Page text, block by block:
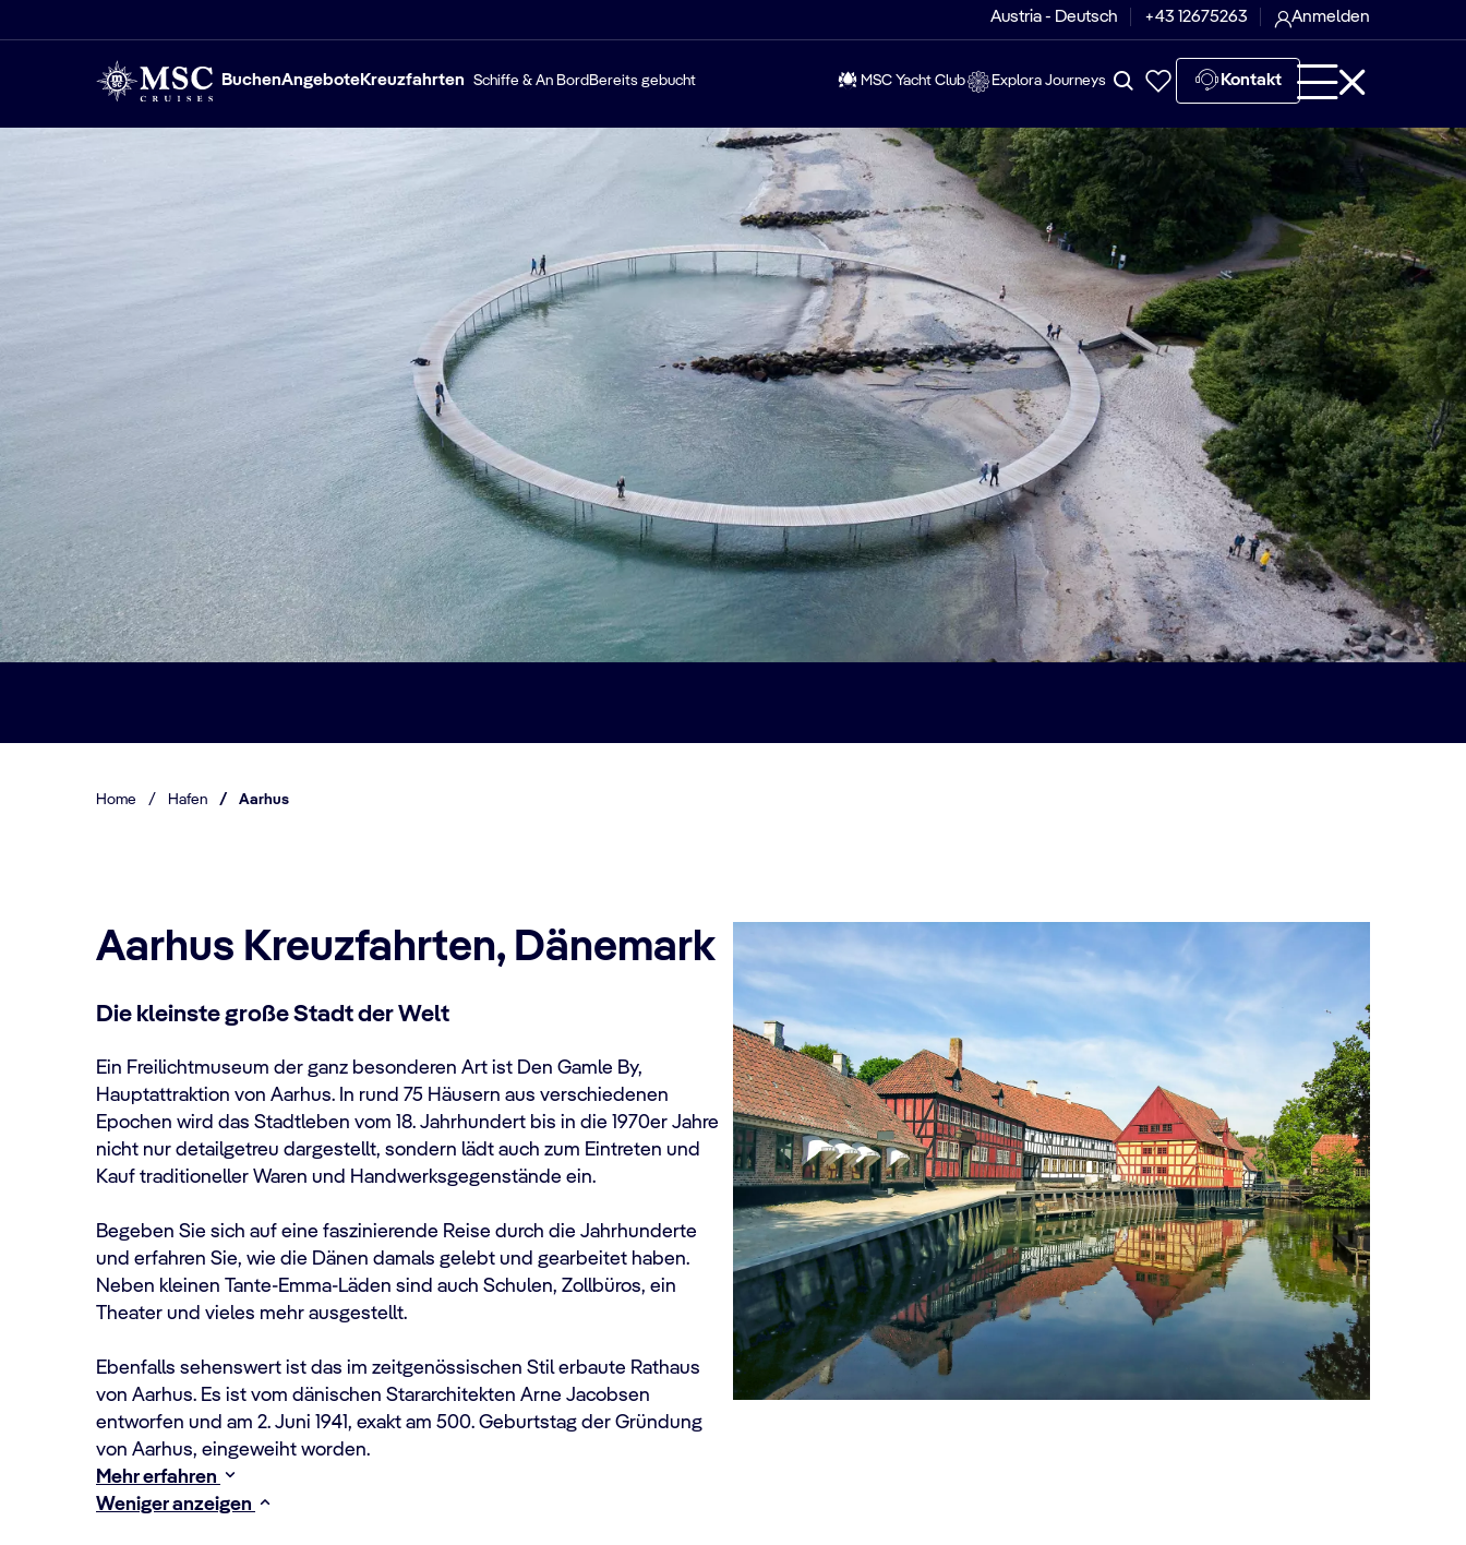
Austria - Deutsch +43 12675263 Anmelden
BuchenAngeboteKreuzfahrten Schiffe & An Bord Bereits gebucht MSC Yacht Club Explora Journeys Kontakt
Home / Hafen / Aarhus
Aarhus Kreuzfahrten, Dänemark
Die kleinste große Stadt der Welt
Ein Freilichtmuseum der ganz besonderen Art ist Den Gamle By,
Hauptattraktion von Aarhus. In rund 75 Häusern aus verschiedenen
Epochen wird das Stadtleben vom 18. Jahrhundert bis in die 1970er Jahre
nicht nur detailgetreu dargestellt, sondern lädt auch zum Eintreten und
Kauf traditioneller Waren und Handwerksgegenstände ein.
Begeben Sie sich auf eine faszinierende Reise durch die Jahrhunderte
und erfahren Sie, wie die Dänen damals gelebt und gearbeitet haben.
Neben kleinen Tante-Emma-Läden sind auch Schulen, Zollbüros, ein
Theater und vieles mehr ausgestellt.
Ebenfalls sehenswert ist das im zeitgenössischen Stil erbaute Rathaus
von Aarhus. Es ist vom dänischen Stararchitekten Arne Jacobsen
entworfen und am 2. Juni 1941, exakt am 500. Geburtstag der Gründung
von Aarhus, eingeweiht worden.
Mehr erfahren
Weniger anzeigen